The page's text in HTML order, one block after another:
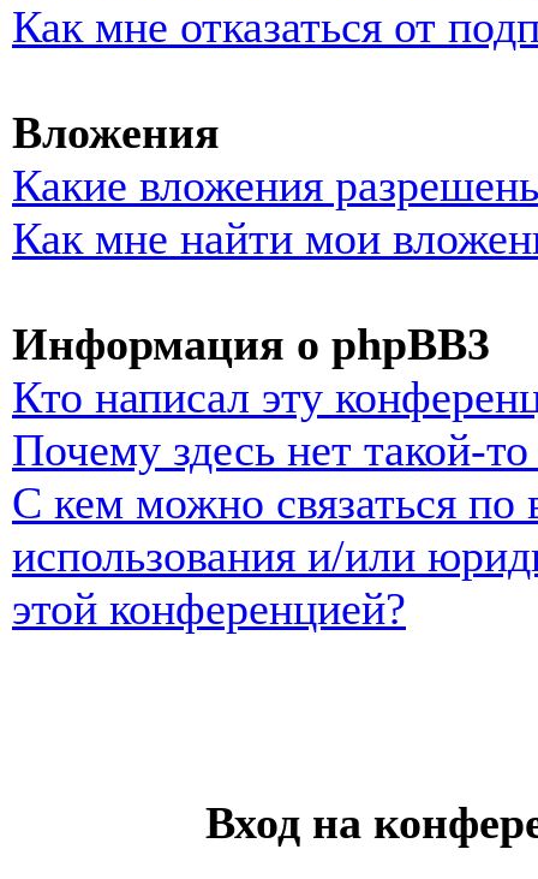
Как мне отказаться от
Вложения
Какие вложения
Как мне найти мои
Информация о phpBB3
Кто написал эту
Почему здесь нет такой-
С кем можно связаться по
использования и/или
этой конференцией?
Вход на